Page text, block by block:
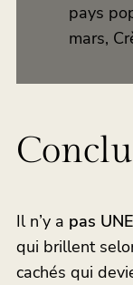
pays
mars,
Il n’y a pas
qui brillent
cachés qui